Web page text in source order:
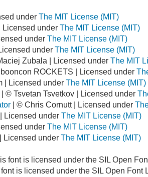
underThe MIT License (MIT)
underThe MIT License (MIT)
underThe MIT License (MIT)
underThe MIT License (MIT)
Zubala | Licensed underThe MIT
booncon ROCKETS | Licensed under
| Licensed underThe MIT License (MIT)
| © Tsvetan Tsvetkov | Licensed under
| © Chris Cornutt | Licensed under
Licensed underThe MIT License (MIT)
underThe MIT License (MIT)
Licensed underThe MIT License (MIT)
font is licensed under the SIL Open
is licensed under the SIL Open Font